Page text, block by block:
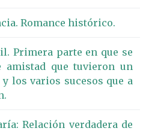
Romance histórico.
Primera parte en que se
que tuvieron un
los varios sucesos que a
Relación verdadera de